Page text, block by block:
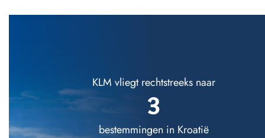
KLM vliegt rechtstreeks naar
3
bestemmingen in Kroatië